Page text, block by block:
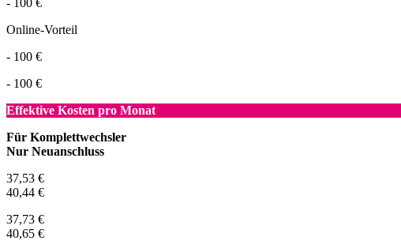
Online-Vorteil
- 100 €
- 100 €
Effektive Kosten pro Monat
Für Komplettwechsler
Nur Neuanschluss
37,53 €
40,44 €
37,73 €
40,65 €